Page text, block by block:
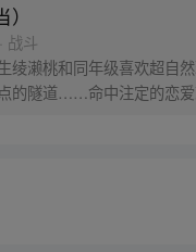
战斗
绫濑桃和同年级喜欢超自
的隧道……命中注定的恋爱